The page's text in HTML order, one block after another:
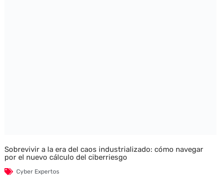
Sobrevivir a la era del caos industrializado: cómo navegar
por el nuevo cálculo del ciberriesgo
Cyber Expertos